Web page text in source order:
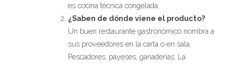
es cocina técnica congelada.
¿Saben de dónde viene el producto?
Un buen restaurante gastronómico nombra a
sus proveedores en la carta o en sala.
Pescadores, payeses, ganaderías. La